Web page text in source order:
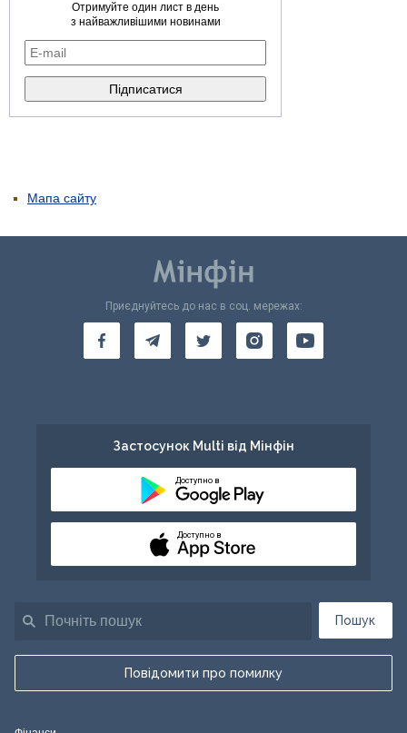
Отримуйте один лист в день
з найважливішими новинами
Мапа сайту
Пошук
Повідомити про помилку
Приєднуйтесь до нас в соц. мережах:
Застосунок Multi від Мінфін
Доступно в
Доступно в